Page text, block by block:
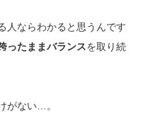
人ならわかると思うんです
ったままバランスを取り続
がない…。